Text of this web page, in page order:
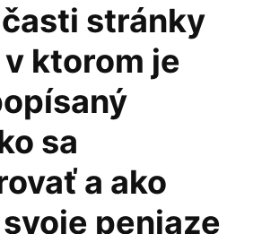
stránky
ktorom je
sa
a ako
peniaze